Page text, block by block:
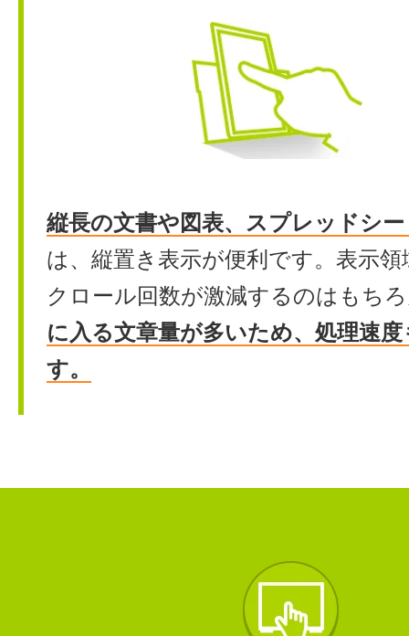
縦長の文書や図表、スプレッドシ
は、縦置き表示が便利です。表示
クロール回数が激減するのはもち
に入る文章量が多いため、処理速
す。